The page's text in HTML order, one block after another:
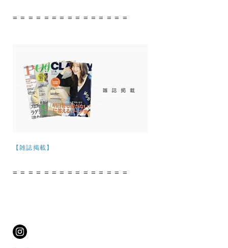
= = = = = = = = = = = = = = =
【雑誌掲載】
= = = = = = = = = = = = = = =